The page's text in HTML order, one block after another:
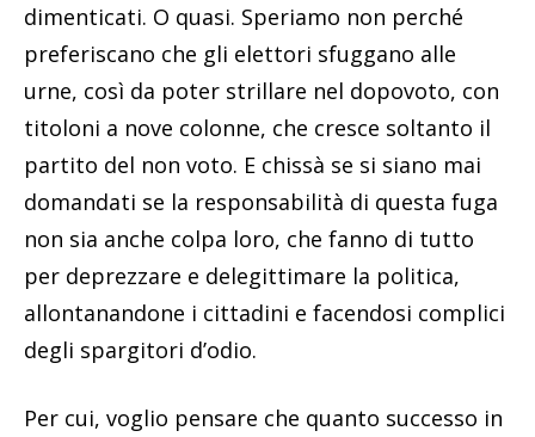
dimenticati. O quasi. Speriamo non perché
preferiscano che gli elettori sfuggano alle
urne, così da poter strillare nel dopovoto, con
titoloni a nove colonne, che cresce soltanto il
partito del non voto. E chissà se si siano mai
domandati se la responsabilità di questa fuga
non sia anche colpa loro, che fanno di tutto
per deprezzare e delegittimare la politica,
allontanandone i cittadini e facendosi complici
degli spargitori d’odio.
Per cui, voglio pensare che quanto successo in